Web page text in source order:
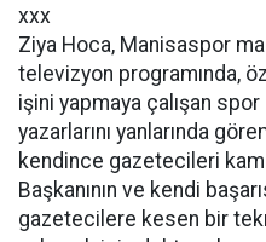
xxx
Ziya Hoca, Manisaspor
televizyon programında,
işini yapmaya çalışan
yazarlarını yanlarında
kendince gazetecileri
Başkanının ve kendi
gazetecilere kesen bir